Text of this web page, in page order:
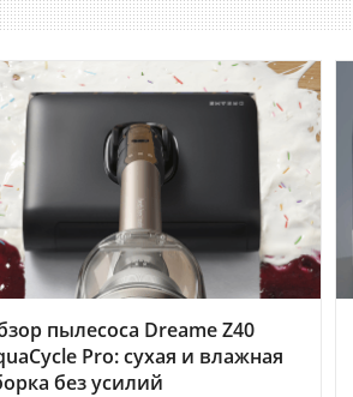
пылесоса Dreame Z40
Pro: сухая и влажная
без усилий